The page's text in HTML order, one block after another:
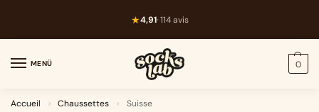
★4,91· 114 avis
MENÜ 0
Accueil > Chaussettes > Suisse